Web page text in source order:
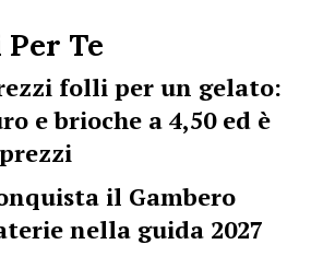
Te
folli per un gelato:
e brioche a 4,50 ed è
il Gambero
nella guida 2027